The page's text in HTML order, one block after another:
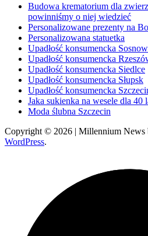
Budowa krematorium dla
powinniśmy o niej wiedzieć
Personalizowane prezenty na
Personalizowana statuetka
Upadłość konsumencka
Upadłość konsumencka
Upadłość konsumencka Siedlce
Upadłość konsumencka Słupsk
Upadłość konsumencka
Jaka sukienka na wesele dla 40
Moda ślubna Szczecin
Copyright © 2026 | Millennium News
WordPress.